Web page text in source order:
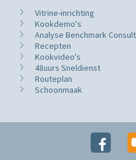
Vitrine-inrichting
Kookdemo's
Analyse Benchmark Consult
Recepten
Kookvideo's
48uurs Sneldienst
Routeplan
Schoonmaak